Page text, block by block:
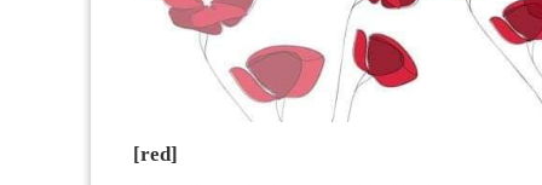
[red]